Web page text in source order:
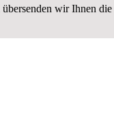
wir Ihnen die